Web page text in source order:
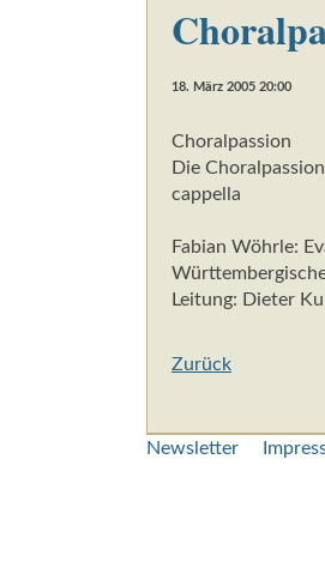
18. März 2005 20:00
Choralpassion
Die
cappella
Fabian Wöhrle:
Leitung: Dieter
Zurück
Navigation
Newsletter